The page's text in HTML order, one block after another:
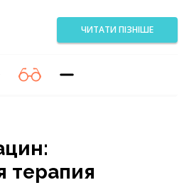
ЧИТАТИ ПІЗНІШЕ
терапия